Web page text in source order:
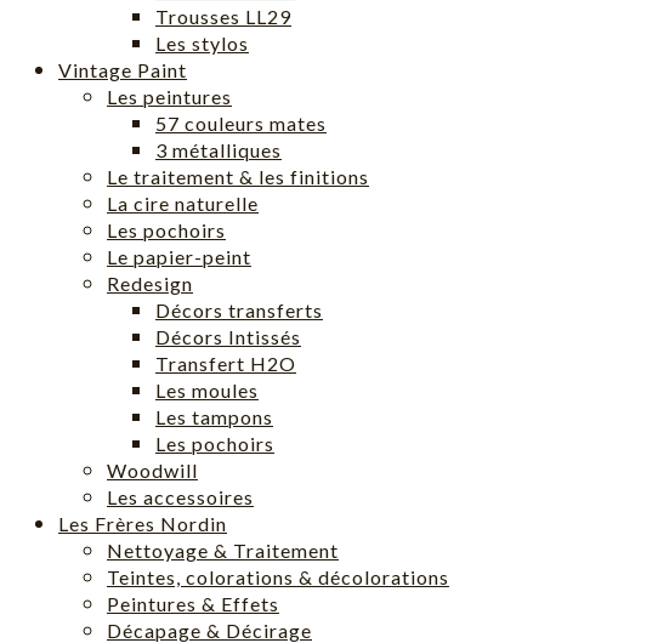
Trousses LL29
Les stylos
Vintage Paint
Les peintures
57 couleurs mates
3 métalliques
Le traitement & les finitions
La cire naturelle
Les pochoirs
Le papier-peint
Redesign
Décors transferts
Décors Intissés
Transfert H2O
Les moules
Les tampons
Les pochoirs
Woodwill
Les accessoires
Les Frères Nordin
Nettoyage & Traitement
Teintes, colorations & décolorations
Peintures & Effets
Décapage & Décirage